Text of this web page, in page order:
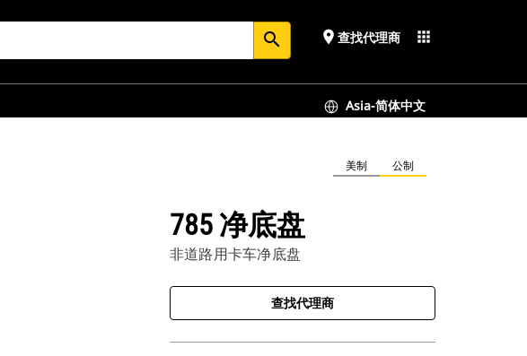
search place 查找代理商 apps
Asia-简体中文
美制 公制
785 净底盘
非道路用卡车净底盘
查找代理商